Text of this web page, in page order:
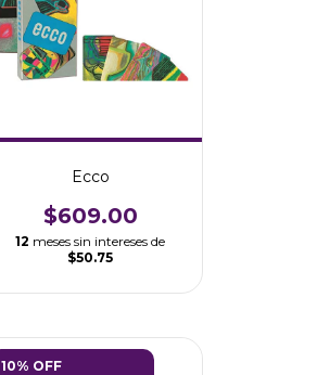
Ecco
$609.00
12 meses sin intereses de
$50.75
10% OFF